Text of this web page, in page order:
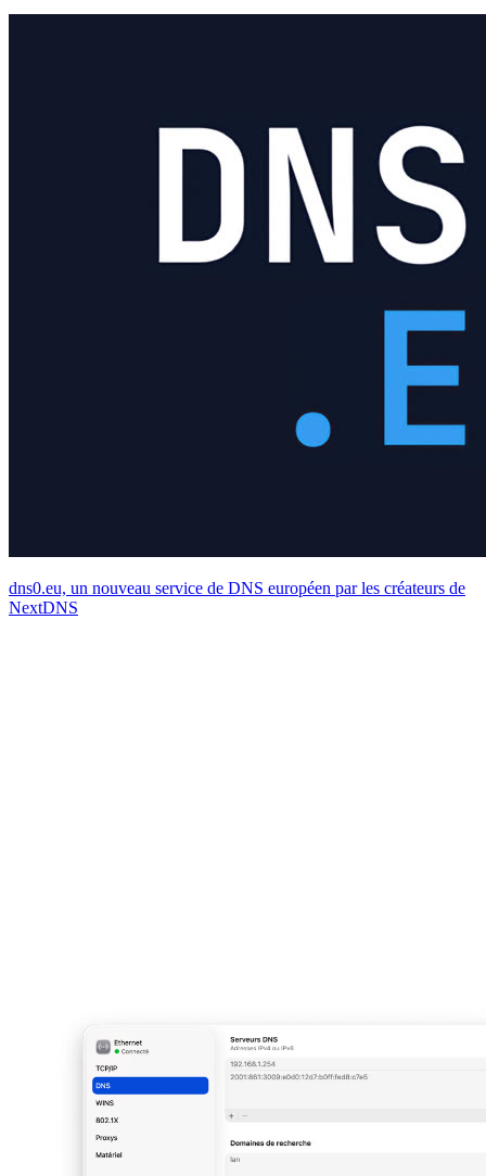
dns0.eu, un nouveau service de DNS européen par les créateurs de
NextDNS